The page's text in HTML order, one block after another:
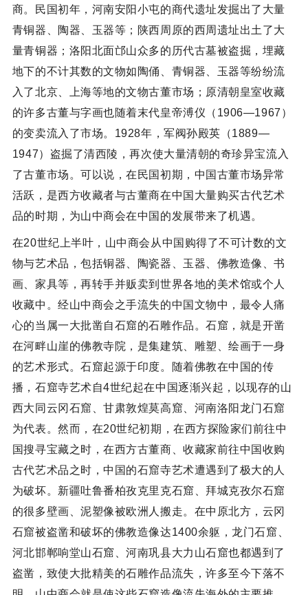
商。民国初年，河南安阳小屯的商代遗址发掘出了大量
青铜器、陶器、玉器等；陕西周原的西周遗址出土了大
量青铜器；洛阳北面邙山众多的历代古墓被盗掘，埋藏
地下的不计其数的文物如陶俑、青铜器、玉器等纷纷流
入了北京、上海等地的文物古董市场；原清朝皇室收藏
的许多古董与字画也随着末代皇帝溥仪（1906—1967）
的变卖流入了市场。1928年，军阀孙殿英（1889—
1947）盗掘了清西陵，再次使大量清朝的奇珍异宝流入
了古董市场。可以说，在民国初期，中国古董市场异常
活跃，是西方收藏者与古董商在中国大量购买古代艺术
品的时期，为山中商会在中国的发展带来了机遇。
在20世纪上半叶，山中商会从中国购得了不可计数的文
物与艺术品，包括铜器、陶瓷器、玉器、佛教造像、书
画、家具等，再转手并贩卖到世界各地的美术馆或个人
收藏中。经山中商会之手流失的中国文物中，最令人痛
心的当属一大批凿自石窟的石雕作品。石窟，就是开凿
在河畔山崖的佛教寺院，是集建筑、雕塑、绘画于一身
的艺术形式。石窟起源于印度。随着佛教在中国的传
播，石窟寺艺术自4世纪起在中国逐渐兴起，以现存的山
西大同云冈石窟、甘肃敦煌莫高窟、河南洛阳龙门石窟
为代表。然而，在20世纪初期，在西方探险家们前往中
国搜寻宝藏之时，在西方古董商、收藏家前往中国收购
古代艺术品之时，中国的石窟寺艺术遭遇到了极大的人
为破坏。新疆吐鲁番柏孜克里克石窟、拜城克孜尔石窟
的很多壁画、泥塑像被欧洲人搬走。在中原北方，云冈
石窟被盗凿和破坏的佛教造像达1400余躯，龙门石窟、
河北邯郸响堂山石窟、河南巩县大力山石窟也都遇到了
盗凿，致使大批精美的石雕作品流失，许多至今下落不